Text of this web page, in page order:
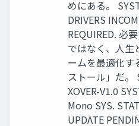
めにある。
DRIVERS
REQUIRED. 必
ではなく、人生
ームを最適化す
ストール」だ。
XOVER-V1.0
Mono SYS.
UPDATE